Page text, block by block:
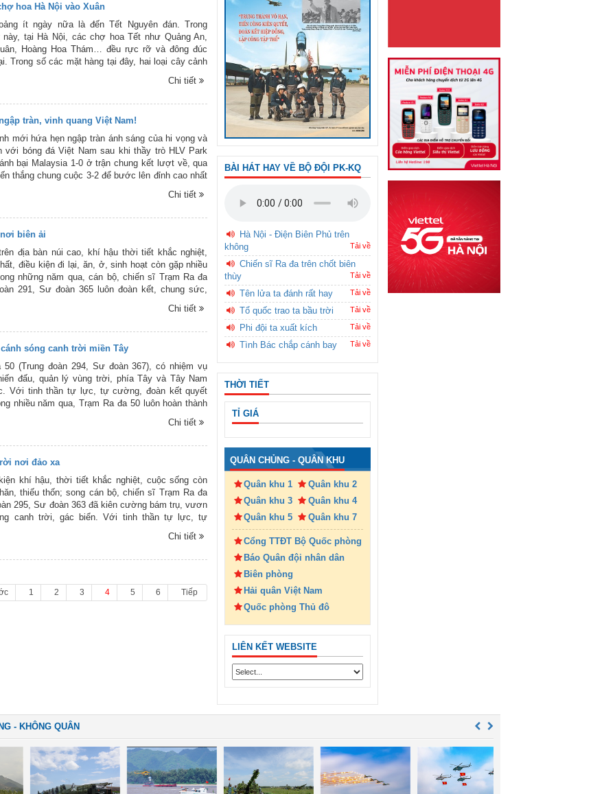
vị trong Quân chủng PK-KQ đã nhanh chóng ổn
biên chế, nơi ăn, ở, sinh hoạt, học tập và làm tốt
bị cho nhiệm vụ huấn luyện chiến sĩ mới năm
là một số hình ảnh tiếp nhận chiến sĩ mới của
PK-KQ tại các địa phương. Trân trọng giới thiệu
hoa Hà Nội vào Xuân
ít ngày nữa là đến Tết Nguyên đán. Trong
này, tại Hà Nội, các chợ hoa Tết như Quảng An,
Hoàng Hoa Thám… đều rực rỡ và đông đúc
Trong số các mặt hàng tại đây, hai loại cây cảnh
được chuyển về từ làng quất Tứ Liên, Thường
phú về thế và dáng. Không chỉ tại chợ hoa,
dân sinh cũng đã bày bán nhiều cành đào được
vườn. Trên đây là một số hình ảnh tại các làng
ngày Tết ở Hà Nội do phóng viên Báo Phòng
quân ghi lại.
Chi tiết
tràn, vinh quang Việt Nam!
mới hứa hẹn ngập tràn ánh sáng của hi vọng và
với bóng đá Việt Nam sau khi thầy trò HLV Park
bại Malaysia 1-0 ở trận chung kết lượt về, qua
thắng chung cuộc 3-2 để bước lên đỉnh cao nhất
Chi tiết
biên ải
địa bàn núi cao, khí hậu thời tiết khắc nghiệt,
điều kiện đi lại, ăn, ở, sinh hoạt còn gặp nhiều
những năm qua, cán bộ, chiến sĩ Trạm Ra đa
291, Sư đoàn 365 luôn đoàn kết, chung sức,
toàn diện; đồng thời, tích cực huấn luyện, duy trì
Tổ quốc. Dưới đây là một số hình ảnh hoạt động
sĩ Trạm Ra đa 59 do phóng viên Báo PK-KQ
công tác tại đơn vị.
Chi tiết
sóng canh trời miền Tây
50 (Trung đoàn 294, Sư đoàn 367), có nhiệm vụ
đấu, quản lý vùng trời, phía Tây và Tây Nam
Với tinh thần tự lực, tự cường, đoàn kết quyết
nhiều năm qua, Trạm Ra đa 50 luôn hoàn thành
góp phần bảo vệ sự bình yên của bầu trời phía Nam
Chi tiết
nơi đảo xa
khí hậu, thời tiết khắc nghiệt, cuộc sống còn
thiếu thốn; song cán bộ, chiến sĩ Trạm Ra đa
295, Sư đoàn 363 đã kiên cường bám trụ, vươn
canh trời, gác biển. Với tinh thần tự lực, tự
tốt nhiệm vụ được giao, không để sai, sót, lọt,
phóng viên Báo Phòng không-Không quân ghi lại;
thiệu cùng bạn đọc.
Chi tiết
1 2 3 4 5 6 Tiếp
BÀI HÁT HAY VỀ BỘ ĐỘI PK-KQ
Hà Nội - Điện Biên Phủ trên
không
Tải về
Chiến sĩ Ra đa trên chốt biên
thùy
Tải về
Tên lửa ta đánh rất hay Tải về
Tổ quốc trao ta bầu trời Tải về
Phi đội ta xuất kích Tải về
Tình Bác chắp cánh bay Tải về
THỜI TIẾT
TỈ GIÁ
QUÂN CHỦNG - QUÂN KHU
Quân khu 1
Quân khu 2
Quân khu 3
Quân khu 4
Quân khu 5
Quân khu 7
Cổng TTĐT Bộ Quốc phòng
Báo Quân đội nhân dân
Biên phòng
Hải quân Việt Nam
Quốc phòng Thủ đô
LIÊN KẾT WEBSITE
- KHÔNG QUÂN